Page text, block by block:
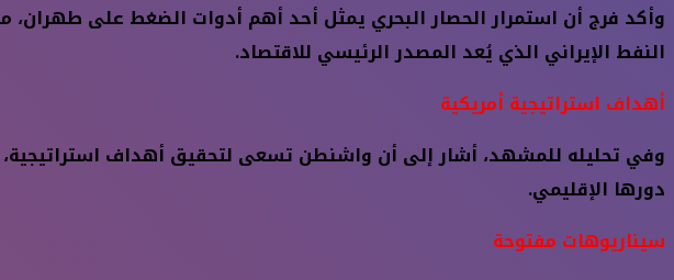
وأكد فرج أن استمرار الحصار البحري يمثل أحد أهم أدوات الضغط على
النفط الإيراني الذي يُعد المصدر الرئيسي للاقتصاد.
أهداف استراتيجية أمريكية
وفي تحليله للمشهد، أشار إلى أن واشنطن تسعى لتحقيق أهداف
دورها الإقليمي.
سيناريوهات مفتوحة